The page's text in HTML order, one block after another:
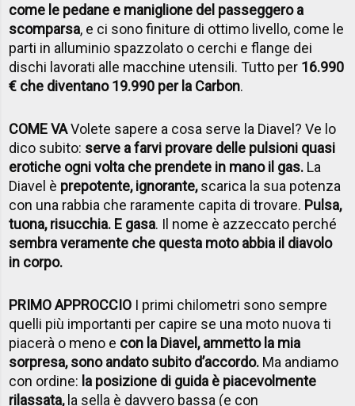
come le pedane e maniglione del passeggero a
scomparsa, e ci sono finiture di ottimo livello, come le
parti in alluminio spazzolato o cerchi e flange dei
dischi lavorati alle macchine utensili. Tutto per 16.990
€ che diventano 19.990 per la Carbon.
COME VAVolete sapere a cosa serve la Diavel? Ve lo
dico subito: serve a farvi provare delle pulsioni quasi
erotiche ogni volta che prendete in mano il gas. La
Diavel è prepotente, ignorante,scarica la sua potenza
con una rabbia che raramente capita di trovare. Pulsa,
tuona, risucchia. E gasa. Il nome è azzeccato perché
sembra veramente che questa moto abbia il diavolo
in corpo.
PRIMO APPROCCIO I primi chilometri sono sempre
quelli più importanti per capire se una moto nuova ti
piacerà o meno e con la Diavel, ammetto la mia
sorpresa, sono andato subito d’accordo. Ma andiamo
con ordine: la posizione di guida è piacevolmente
rilassata,la sella è davvero bassa (e con